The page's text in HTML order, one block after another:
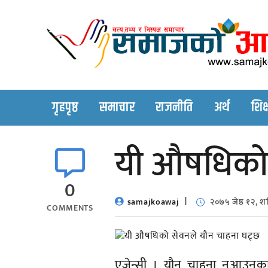
गृहपृष्ठ समाचार राजनीति अर्थ
0
COMMENTS
यी
samajkoawaj २०७५ जेष्ठ १२,